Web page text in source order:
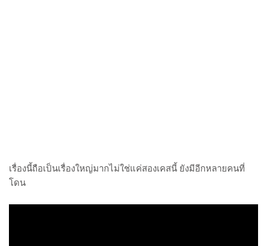
เรื่องนี้ถือเป็นเรื่องใหญ่มากไม่ใช่แค่สองเคสนี้ ยังมีอีกหลายคนที่
โดน